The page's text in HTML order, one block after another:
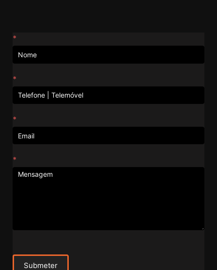
Contactos
*
*
*
*
Submeter